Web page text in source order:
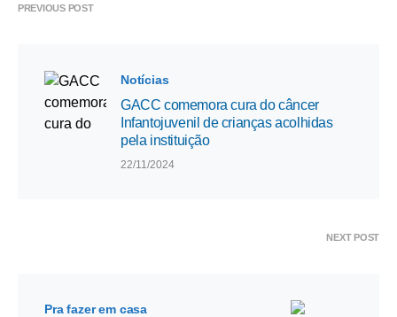
PREVIOUS POST
Notícias
GACC comemora cura do câncer
Infantojuvenil de crianças acolhidas
pela instituição
22/11/2024
NEXT POST
Pra fazer em casa